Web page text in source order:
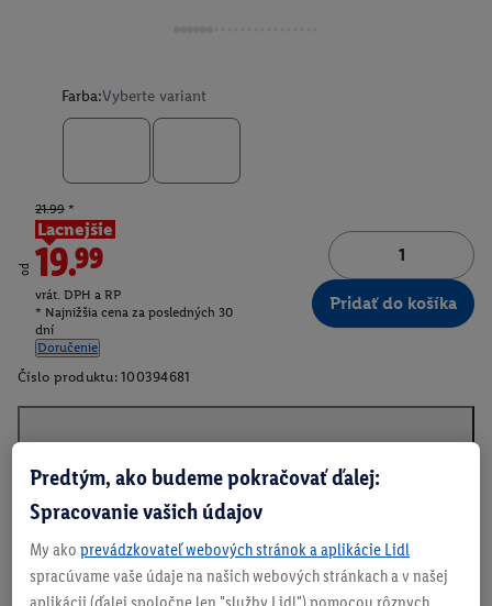
Farba:Vyberte variant
od
21.99 *
Lacnejšie
19.99
vrát. DPH a RP
* Najnižšia cena za posledných 30
dní
Doručenie
Pridať do košíka
Číslo produktu: 100394681
Informácie o batériách podľa nariadenia EÚ o
batériách
Predtým, ako budeme pokračovať ďalej:
Spracovanie vašich údajov
My ako prevádzkovateľ webových stránok a aplikácie Lidl
spracúvame vaše údaje na našich webových stránkach a v našej
aplikácii (ďalej spoločne len "služby Lidl") pomocou rôznych